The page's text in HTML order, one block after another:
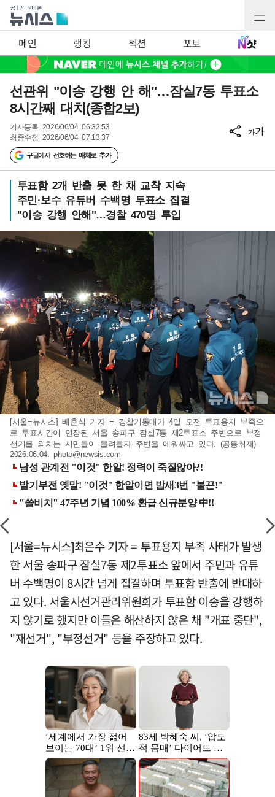
메인 랭킹 섹션 포토
선관위 "이송 강행 안 해"…잠실7동 투표소
8시간째 대치(종합2보)
기사등록 2026/06/04 06:32:53
최종수정 2026/06/04 07:13:37
구글에서 선호하는 매체로 추가
가가
투표함 2개 반출 못 한 채 교착 지속
주민·보수 유튜버 수백명 투표소 집결
"이송 강행 안해"…경찰 470명 투입
[서울=뉴시스] 배훈식 기자 = 경찰기동대가 4일 오전 투표용지 부족으
로 투표시간이 연장된 서울 송파구 잠실7동 제2투표소 주변으로 부정
선거를 외치는 시민들이 몰려들자 주변을 에워싸고 있다. (공동취재)
2026.06.04.photo@newsis.com
[서울=뉴시스]최은수 기자 = 투표용지 부족 사태가 발생
한 서울 송파구 잠실7동 제2투표소 앞에서 주민과 유튜
버 수백명이 8시간 넘게 집결하며 투표함 반출에 반대하
고 있다. 서울시선거관리위원회가 투표함 이송을 강행하
지 않기로 했지만 이들은 해산하지 않은 채 "개표 중단",
"재선거", "부정선거" 등을 주장하고 있다.